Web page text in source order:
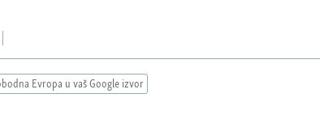
Evropa u vaš Google izvor